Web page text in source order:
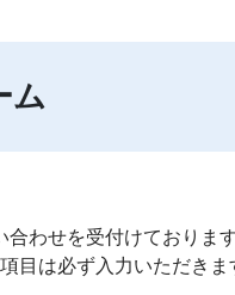
ム
わせを受付けております
目は必ず入力いただきま